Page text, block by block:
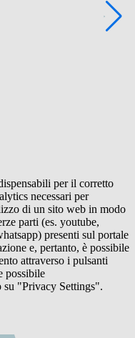
per il corretto
necessari per
di un sito web in modo
parti (es. youtube,
presenti sul portale
e, pertanto, è possibile
attraverso i pulsanti
possibile
su "Privacy Settings".